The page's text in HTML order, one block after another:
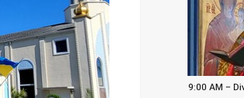
9:00 АМ –